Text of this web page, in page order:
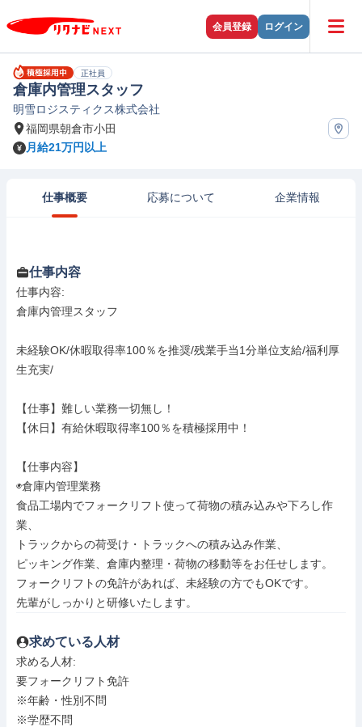
会員登録 ログイン
正社員
倉庫内管理スタッフ
明雪ロジスティクス株式会社
福岡県朝倉市小田
月給21万円以上
仕事概要 応募について 企業情報
仕事内容
仕事内容:
倉庫内管理スタッフ
未経験OK/休暇取得率100％を推奨/残業手当1分単位支給/福利厚
生充実/
【仕事】難しい業務一切無し！
【休日】有給休暇取得率100％を積極採用中！
【仕事内容】
◉倉庫内管理業務
食品工場内でフォークリフト使って荷物の積み込みや下ろし作
業、
トラックからの荷受け・トラックへの積み込み作業、
ピッキング作業、倉庫内整理・荷物の移動等をお任せします。
フォークリフトの免許があれば、未経験の方でもOKです。
先輩がしっかりと研修いたします。
求めている人材
求める人材:
要フォークリフト免許
※年齢・性別不問
※学歴不問